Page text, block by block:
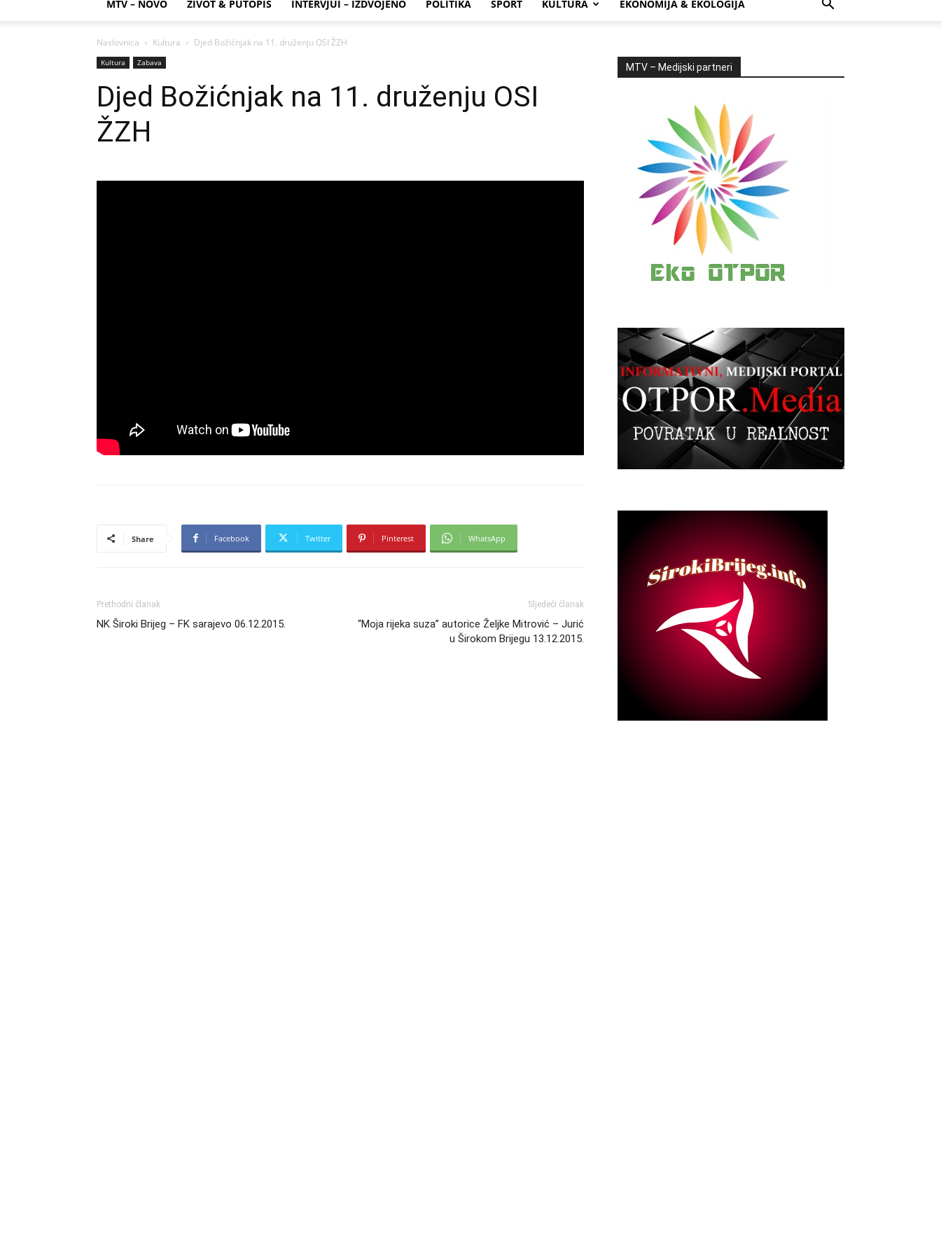
MTV – NOVO ŽIVOT & PUTOPIS INTERVJUI – IZDVOJENO POLITIKA SPORT KULTURA EKONOMIJA & EKOLOGIJA
Naslovnica Kultura Djed Božićnjak na 11. druženju OSI ŽZH
Kultura Zabava
Djed Božićnjak na 11. druženju OSI
ŽZH
Share Facebook Twitter Pinterest WhatsApp
Prethodni članak
NK Široki Brijeg – FK sarajevo 06.12.2015.
Sljedeći članak
“Moja rijeka suza” autorice Željke Mitrović – Jurić
u Širokom Brijegu 13.12.2015.
MTV – Medijski partneri